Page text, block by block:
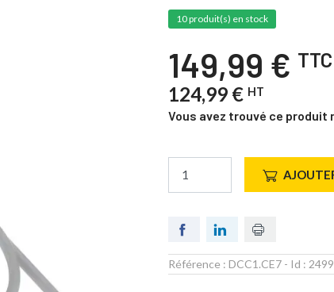
10 produit(s) en stock
149,99 € TTC
124,99 € HT
Vous avez trouvé ce produit
Référence : DCC1.CE7 - Id :